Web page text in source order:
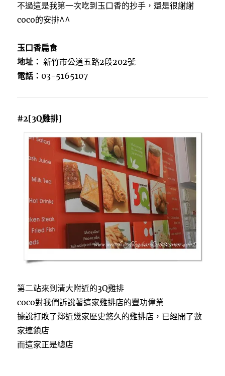
不過這是我第一次吃到玉口香的抄手，還是很謝謝
coco的安排^^
玉口香扁食
地址： 新竹市公道五路2段202號
電話： 03-5165107
#2[3Q雞排]
第二站來到清大附近的3Q雞排
coco對我們訴說著這家雞排店的豐功偉業
據說打敗了鄰近幾家歷史悠久的雞排店，已經開了數
家連鎖店
而這家正是總店